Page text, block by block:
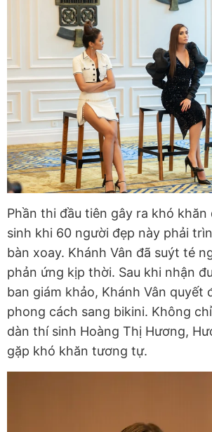
Phần thi đầu tiên gây ra khó
sinh khi 60 người đẹp này phải
bàn xoay. Khánh Vân đã suýt té
phản ứng kịp thời. Sau khi nhận
ban giám khảo, Khánh Vân quyết
phong cách sang bikini. Không
dàn thí sinh Hoàng Thị Hương,
gặp khó khăn tương tự.